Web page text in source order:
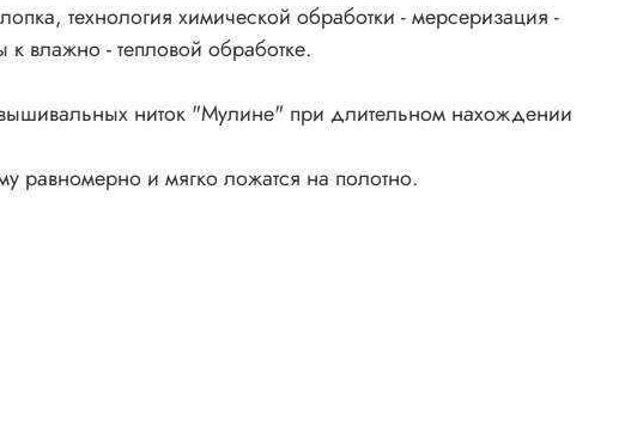
технология химической обработки - мерсеризация -
к влажно - тепловой обработке.
вышивальных ниток "Мулине" при длительном нахождении
равномерно и мягко ложатся на полотно.